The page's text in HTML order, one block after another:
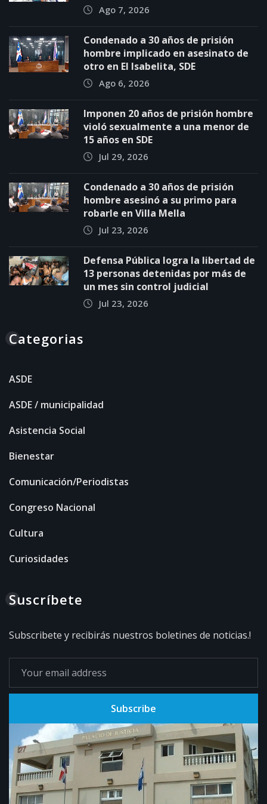
Ago 7, 2026
Condenado a 30 años de prisión
hombre implicado en asesinato de
otro en El Isabelita, SDE
Ago 6, 2026
Imponen 20 años de prisión hombre
violó sexualmente a una menor de
15 años en SDE
Jul 29, 2026
Condenado a 30 años de prisión
hombre asesinó a su primo para
robarle en Villa Mella
Jul 23, 2026
Defensa Pública logra la libertad de
13 personas detenidas por más de
un mes sin control judicial
Jul 23, 2026
Categorias
ASDE
ASDE / municipalidad
Asistencia Social
Bienestar
Comunicación/Periodistas
Congreso Nacional
Cultura
Curiosidades
Suscríbete
Subscribete y recibirás nuestros boletines de noticias.!
Subscribe